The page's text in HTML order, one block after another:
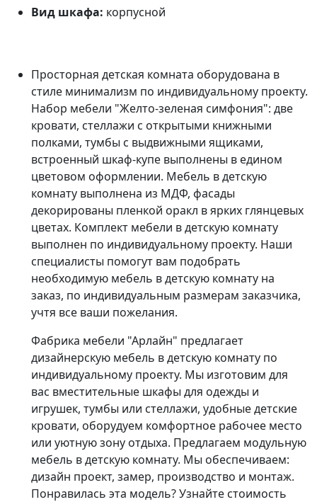
Вид шкафа: корпусной
Просторная детская комната оборудована в
стиле минимализм по индивидуальному проекту.
Набор мебели "Желто-зеленая симфония": две
кровати, стеллажи с открытыми книжными
полками, тумбы с выдвижными ящиками,
встроенный шкаф-купе выполнены в едином
цветовом оформлении. Мебель в детскую
комнату выполнена из МДФ, фасады
декорированы пленкой оракл в ярких глянцевых
цветах. Комплект мебели в детскую комнату
выполнен по индивидуальному проекту. Наши
специалисты помогут вам подобрать
необходимую мебель в детскую комнату на
заказ, по индивидуальным размерам заказчика,
учтя все ваши пожелания.
Фабрика мебели "Арлайн" предлагает
дизайнерскую мебель в детскую комнату по
индивидуальному проекту. Мы изготовим для
вас вместительные шкафы для одежды и
игрушек, тумбы или стеллажи, удобные детские
кровати, оборудуем комфортное рабочее место
или уютную зону отдыха. Предлагаем модульную
мебель в детскую комнату. Мы обеспечиваем:
дизайн проект, замер, производство и монтаж.
Понравилась эта модель? Узнайте стоимость